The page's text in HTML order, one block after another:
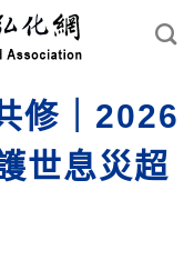
修｜2026
世息災超